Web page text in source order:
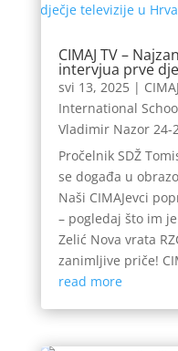
CIMAJ TV –
intervjua prve
svi 13, 2025| CIMAJ
International
Vladimir Nazor 24-
Pročelnik SDŽ
se događa u
Naši CIMAJevci
– pogledaj što im
Zelić Nova vrata
zanimljive priče!
read more